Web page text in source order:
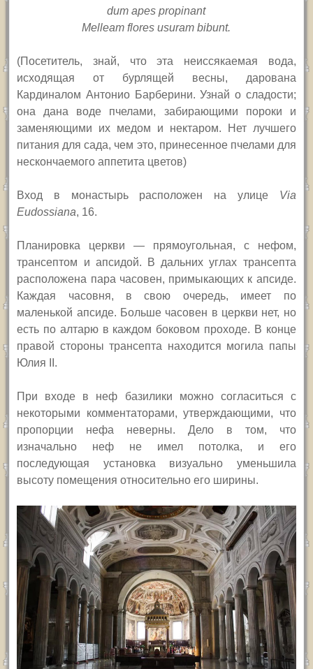
dum apes propinant
Melleam flores usuram bibunt.
(Посетитель, знай, что эта неиссякаемая вода,
исходящая от бурлящей весны, дарована
Кардиналом Антонио Барберини. Узнай о сладости;
она дана воде пчелами, забирающими пороки и
заменяющими их медом и нектаром. Нет лучшего
питания для сада, чем это, принесенное пчелами для
нескончаемого аппетита цветов)
Вход в монастырь расположен на улице Via
Eudossiana, 16.
Планировка церкви — прямоугольная, с нефом,
трансептом и апсидой. В дальних углах трансепта
расположена пара часовен, примыкающих к апсиде.
Каждая часовня, в свою очередь, имеет по
маленькой апсиде. Больше часовен в церкви нет, но
есть по алтарю в каждом боковом проходе. В конце
правой стороны трансепта находится могила папы
Юлия
II.
При входе в неф базилики можно согласиться с
некоторыми комментаторами, утверждающими, что
пропорции нефа неверны. Дело в том, что
изначально неф не имел потолка, и его
последующая установка визуально уменьшила
высоту помещения относительно его ширины.